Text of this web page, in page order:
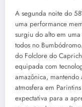
A segunda noite do
uma performance
surgiu do alto em
todos no
do Folclore do
equipada com
amazônica,
atmosfera em
expectativa para a